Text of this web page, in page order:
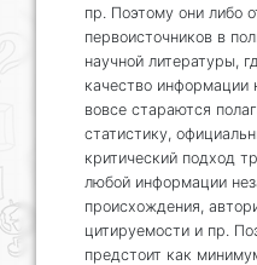
пр. Поэтому они либо
первоисточников в
научной литературы,
качество информации
вовсе стараются
статистику,
критический подход
любой информации
происхождения,
цитируемости и пр.
предстоит как